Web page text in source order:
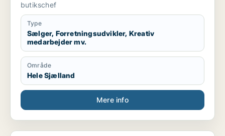
butikschef
Type
Sælger, Forretningsudvikler, Kreativ
medarbejder mv.
Område
Hele Sjælland
Mere info